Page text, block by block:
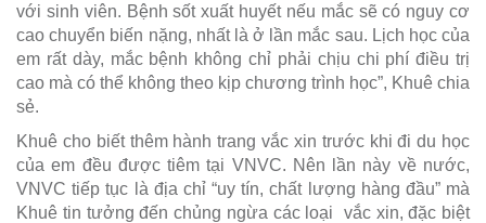
với sinh viên. Bệnh sốt xuất huyết nếu mắc sẽ có nguy cơ
cao chuyển biến nặng, nhất là ở lần mắc sau. Lịch học của
em rất dày, mắc bệnh không chỉ phải chịu chi phí điều trị
cao mà có thể không theo kịp chương trình học”, Khuê chia
sẻ.
Khuê cho biết thêm hành trang vắc xin trước khi đi du học
của em đều được tiêm tại VNVC. Nên lần này về nước,
VNVC tiếp tục là địa chỉ “uy tín, chất lượng hàng đầu” mà
Khuê tin tưởng đến chủng ngừa các loại vắc xin, đặc biệt